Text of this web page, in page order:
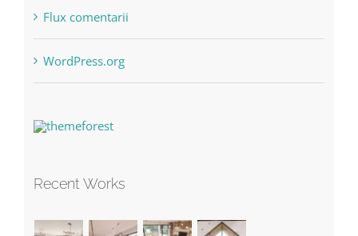
Flux comentarii
WordPress.org
Recent Works